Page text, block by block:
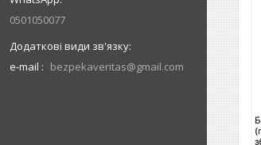
0501050077
e-mail bezpekaveritas@gmail.com